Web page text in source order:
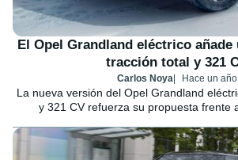
El Opel Grandland eléctrico
tracción total y 321
Carlos Noya Hace un año
La nueva versión del Opel Grandland
y 321 CV refuerza su propuesta frente